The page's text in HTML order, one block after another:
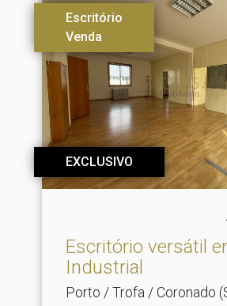
Escritório
Venda
EXCLUSIVO
Escritório versátil
Industrial
Porto / Trofa / Coronado